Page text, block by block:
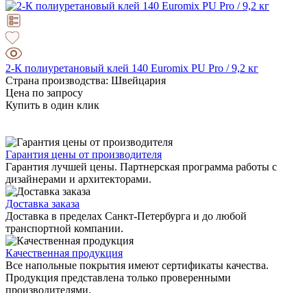
2-К полиуретановый клей 140 Euromix PU Pro / 9,2 кг
Страна производства: Швейцария
Цена по запросу
Купить в один клик
Гарантия цены от производителя
Гарантия лучшей цены. Партнерская программа работы с
дизайнерами и архитекторами.
Доставка заказа
Доставка в пределах Санкт-Петербурга и до любой
транспортной компании.
Качественная продукция
Все напольные покрытия имеют сертификаты качества.
Продукция представлена только проверенными
производителями.